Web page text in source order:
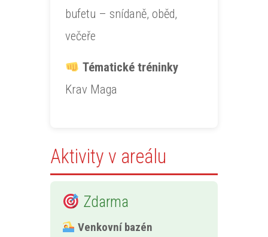
bufetu – snídaně, oběd,
večeře
Tématické tréninky
Krav Maga
Aktivity v areálu
Zdarma
Venkovní bazén